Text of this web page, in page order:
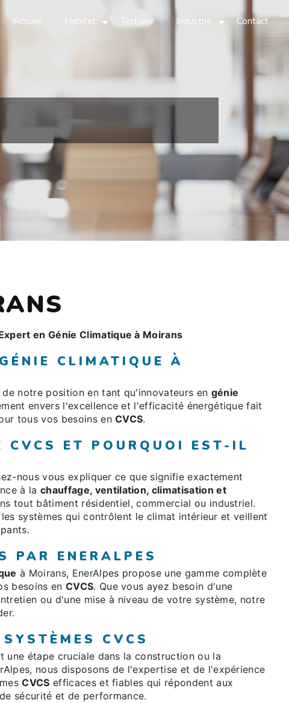
Accueil Habitat Tertiaire Industrie Contact
en Génie Climatique à Moirans
CLIMATIQUE À
de notre position en tant qu'innovateurs en génie
envers l'excellence et l'efficacité énergétique fait
tous vos besoins enCVCS.
CVCS ET POURQUOI EST-IL
nous vous expliquer ce que signifie exactement
à lachauffage, ventilation, climatisation et
tout bâtiment résidentiel, commercial ou industriel.
systèmes qui contrôlent le climat intérieur et veillent
PAR ENERALPES
à Moirans, EnerAlpes propose une gamme complète
besoins en CVCS. Que vous ayez besoin d'une
ou d'une mise à niveau de votre système, notre
CVCS
une étape cruciale dans la construction ou la
nous disposons de l'expertise et de l'expérience
CVCS efficaces et fiables qui répondent aux
sécurité et de performance.